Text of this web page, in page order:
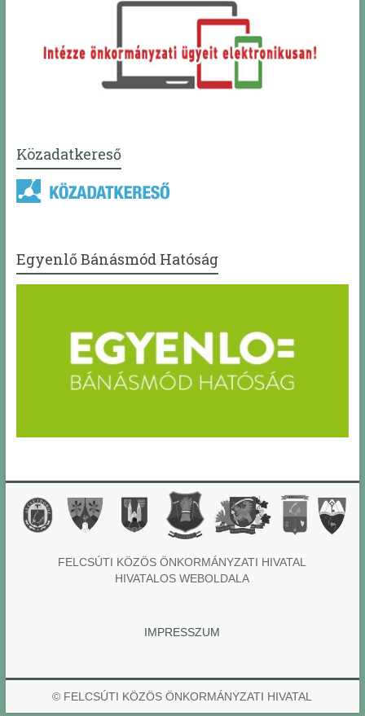
Közadatkereső
Egyenlő Bánásmód Hatóság
FELCSÚTI KÖZÖS ÖNKORMÁNYZATI HIVATAL
HIVATALOS WEBOLDALA
IMPRESSZUM
© FELCSÚTI KÖZÖS ÖNKORMÁNYZATI HIVATAL